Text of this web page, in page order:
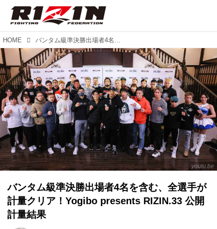
HOME バンタム級準決勝出場者4名を含む、全選手が計量クリア！Yogibo presents RIZIN.33 公開計量結果
youtu.be
バンタム級準決勝出場者4名を含む、全選手が
計量クリア！Yogibo presents RIZIN.33 公開
計量結果